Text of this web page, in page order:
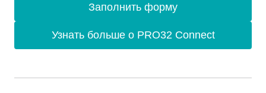
Заполнить форму
Узнать больше о PRO32 Connect